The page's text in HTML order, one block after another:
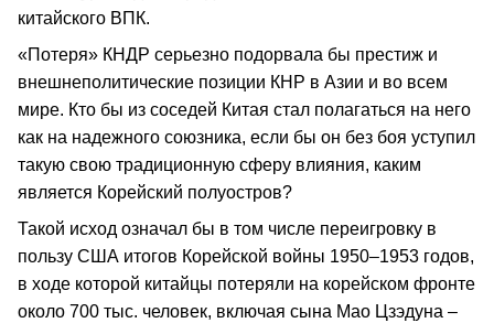
китайского ВПК.
«Потеря» КНДР серьезно подорвала бы престиж и
внешнеполитические позиции КНР в Азии и во всем
мире. Кто бы из соседей Китая стал полагаться на него
как на надежного союзника, если бы он без боя уступил
такую свою традиционную сферу влияния, каким
является Корейский полуостров?
Такой исход означал бы в том числе переигровку в
пользу США итогов Корейской войны 1950–1953 годов,
в ходе которой китайцы потеряли на корейском фронте
около 700 тыс. человек, включая сына Мао Цзэдуна –